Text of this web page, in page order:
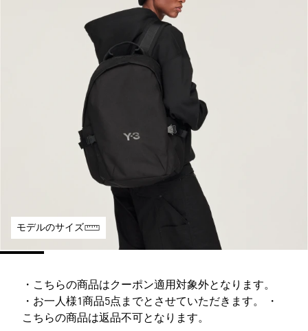
モデルのサイズ
・こちらの商品はクーポン適用対象外となります。
・お一人様1商品5点までとさせていただきます。 ・
こちらの商品は返品不可となります。